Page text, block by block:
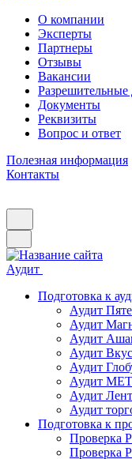
О компании
Эксперты
Партнеры
Отзывы
Вакансии
Документы
Реквизиты
Вопрос и ответ
Полезная информация
Контакты
Аудит
Подготовка к
Аудит
Аудит
Аудит
Аудит
Аудит
Аудит
Аудит
Аудит
Подготовка к
Проверка
Проверка